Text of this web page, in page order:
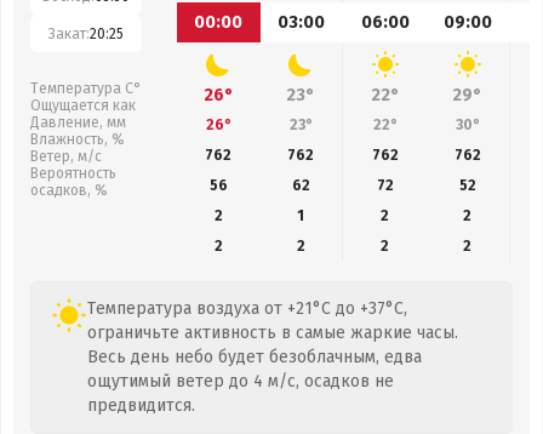
Закат:20:25
Температура С°
Ощущается как
Давление, мм
Влажность, %
Ветер, м/с
Вероятность
осадков, %
00:00
03:00 06:00 09:00
26° 23° 22° 29°
26° 23° 22° 30°
762
762 762 762
56
62 72
52
2
1 2
2
2
2 2 2
Температура воздуха от +21°C до +37°C,
ограничьте активность в самые жаркие часы.
Весь день небо будет безоблачным, едва
ощутимый ветер до 4 м/с, осадков не
предвидится.